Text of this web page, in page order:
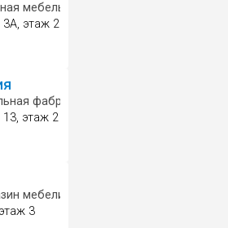
кухни #1
мебель
этаж 2
фабрика
13, этаж 2
фабрика
мебели
3